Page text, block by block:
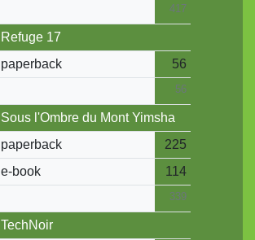
417
Refuge 17
paperback
56
56
Sous l'Ombre du Mont Yimsha
paperback
225
e-book
114
339
TechNoir